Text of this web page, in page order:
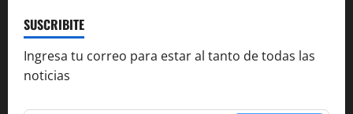
SUSCRIBITE
Ingresa tu correo para estar al tanto de todas las
noticias